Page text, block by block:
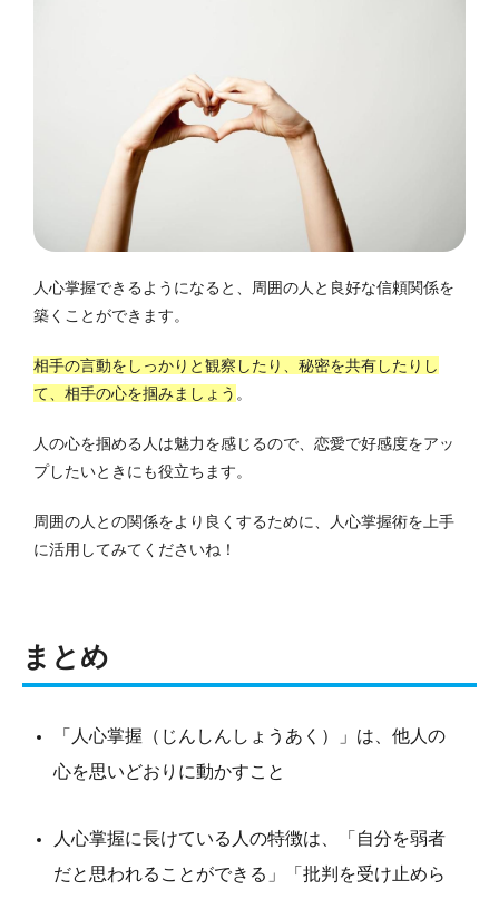
人心掌握できるようになると、周囲の人と良好な信頼関係を
築くことができます。
相手の言動をしっかりと観察したり、秘密を共有したりし
て、相手の心を掴みましょう 。
人の心を掴める人は魅力を感じるので、恋愛で好感度をアッ
プしたいときにも役立ちます。
周囲の人との関係をより良くするために、人心掌握術を上手
に活用してみてくださいね！
まとめ
「人心掌握（じんしんしょうあく）」は、他人の
心を思いどおりに動かすこと
人心掌握に長けている人の特徴は、「自分を弱者
だと思われることができる」「批判を受け止めら